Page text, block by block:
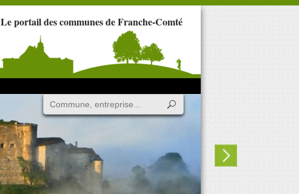
Le portail des communes de Franche-Comté